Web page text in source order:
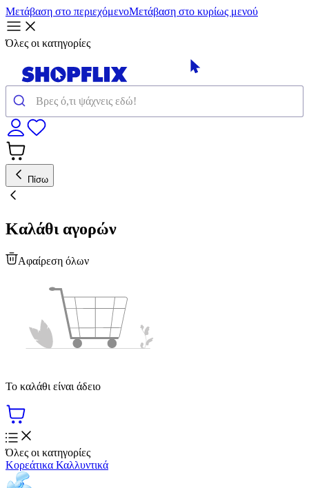
Μετάβαση στο περιεχόμενοΜετάβαση στο κυρίως μενού
Όλες οι κατηγορίες
Πίσω
Καλάθι αγορών
Αφαίρεση όλων
Το καλάθι είναι άδειο
Όλες οι κατηγορίες
Κορεάτικα Καλλυντικά